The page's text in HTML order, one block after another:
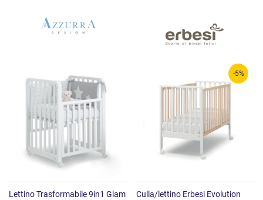
Lettino Trasformabile 9in1 Glam
-5%
Culla/lettino Erbesi Evolution